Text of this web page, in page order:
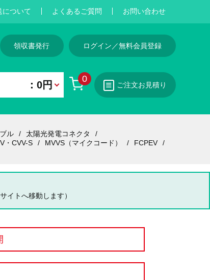
について よくあるご質問 お問い合わせ
領収書発行 ログイン／無料会員登録
0
：0円 ご注文お見積り
ル
太陽光発電コネクタ
・CVV-S MVVS（マイクコード）
FCPEV
イトへ移動します）